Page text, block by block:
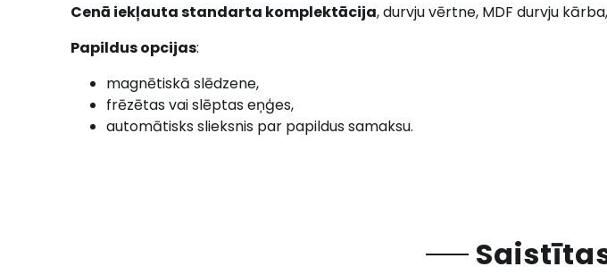
Cenā iekļauta standarta komplektācija, durvju vērtne, MDF durvju
Papildus opcijas:
magnētiskā slēdzene,
frēzētas vai slēptas eņģes,
automātisks slieksnis par papildus samaksu.